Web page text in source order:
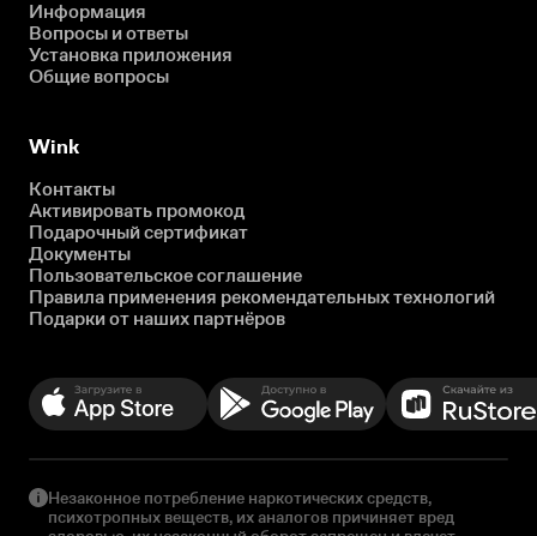
Информация
Вопросы и ответы
Установка приложения
Общие вопросы
Wink
Контакты
Активировать промокод
Подарочный сертификат
Документы
Пользовательское соглашение
Правила применения рекомендательных технологий
Подарки от наших партнёров
Незаконное потребление наркотических средств,
психотропных веществ, их аналогов причиняет вред